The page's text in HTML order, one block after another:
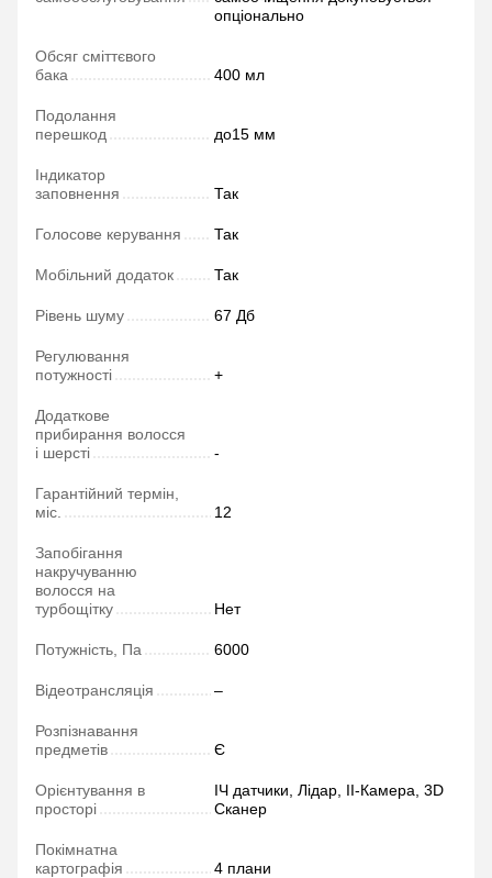
опціонально
Обсяг сміттєвого
бака
400 мл
Подолання
перешкод
до15 мм
Індикатор
заповнення
Так
Голосове керування Так
Мобільний додаток Так
Рівень шуму 67 Дб
Регулювання
потужності
+
Додаткове
прибирання волосся
і шерсті
-
Гарантійний термін,
міс.
12
Запобігання
накручуванню
волосся на
турбощітку
Нет
Потужність, Па 6000
Відеотрансляція –
Розпізнавання
предметів
Є
Орієнтування в
просторі
ІЧ датчики, Лідар, ІІ-Камера, 3D
Сканер
Покімнатна
картографія
4 плани